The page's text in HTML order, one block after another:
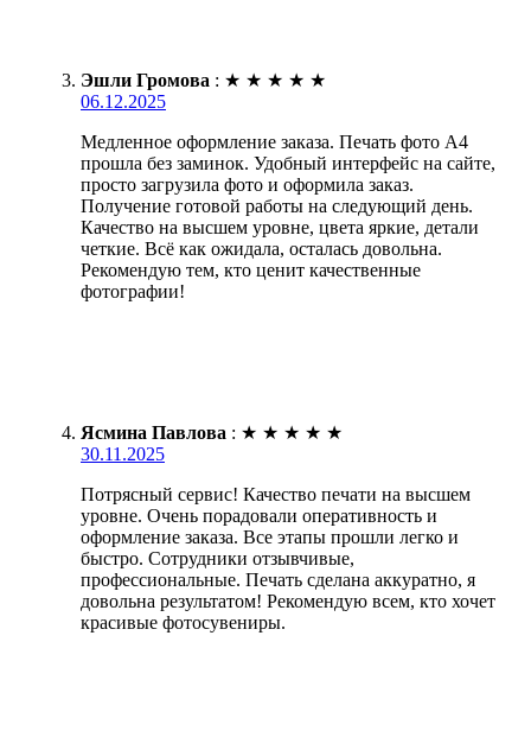
Эшли Громова : ★ ★ ★ ★ ★
06.12.2025
Медленное оформление заказа. Печать фото А4
прошла без заминок. Удобный интерфейс на сайте,
просто загрузила фото и оформила заказ.
Получение готовой работы на следующий день.
Качество на высшем уровне, цвета яркие, детали
четкие. Всё как ожидала, осталась довольна.
Рекомендую тем, кто ценит качественные
фотографии!
Ясмина Павлова : ★ ★ ★ ★ ★
30.11.2025
Потрясный сервис! Качество печати на высшем
уровне. Очень порадовали оперативность и
оформление заказа. Все этапы прошли легко и
быстро. Сотрудники отзывчивые,
профессиональные. Печать сделана аккуратно, я
довольна результатом! Рекомендую всем, кто хочет
красивые фотосувениры.